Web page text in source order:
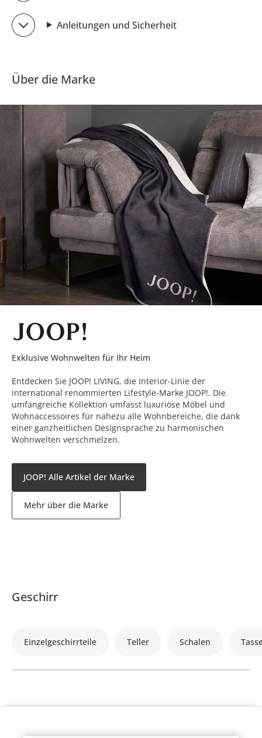
Anleitungen und Sicherheit
Über die Marke
Exklusive Wohnwelten für Ihr Heim
Entdecken Sie JOOP! LIVING, die Interior-Linie der
international renommierten Lifestyle-Marke JOOP!. Die
umfangreiche Kollektion umfasst luxuriöse Möbel und
Wohnaccessoires für nahezu alle Wohnbereiche, die dank
einer ganzheitlichen Designsprache zu harmonischen
Wohnwelten verschmelzen.
JOOP! Alle Artikel der Marke
Mehr über die Marke
Geschirr
Einzelgeschirrteile Teller Schalen